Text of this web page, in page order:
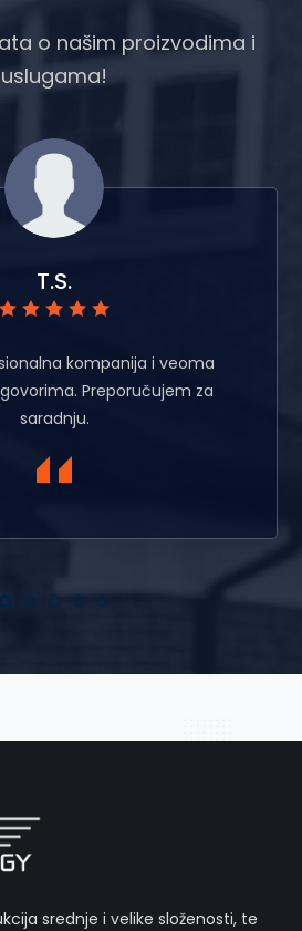
o našim proizvodima i
uslugama!
T.S.
kompanija i veoma
Preporučujem za
saradnju.
srednje i velike složenosti, te